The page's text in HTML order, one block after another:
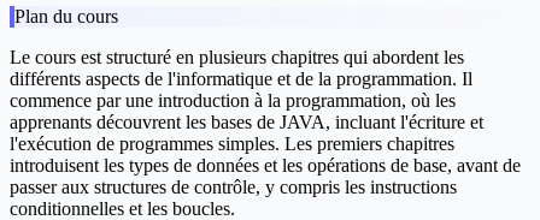
Plan du cours
Le cours est structuré en plusieurs chapitres qui abordent les
différents aspects de l'informatique et de la programmation. Il
commence par une introduction à la programmation, où les
apprenants découvrent les bases de JAVA, incluant l'écriture et
l'exécution de programmes simples. Les premiers chapitres
introduisent les types de données et les opérations de base, avant de
passer aux structures de contrôle, y compris les instructions
conditionnelles et les boucles.